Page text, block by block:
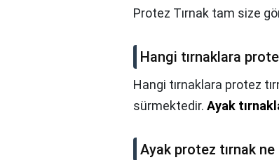
Protez Tırnak tam size
Hangi tırnaklara
Hangi tırnaklara protez
sürmektedir. Ayak
Ayak protez tırnak ne